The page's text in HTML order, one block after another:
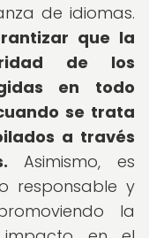
de idiomas.
que la
de los
en todo
se trata
a través
Asimismo, es
responsable y
la